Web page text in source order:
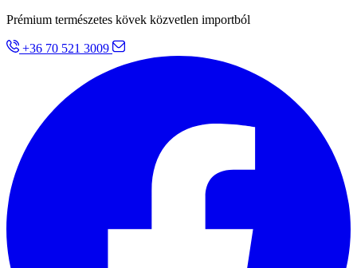
Prémium természetes kövek közvetlen importból
+36 70 521 3009